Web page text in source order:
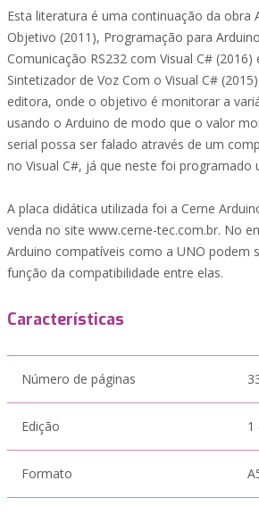
Esta literatura é uma continuação da obra
Objetivo (2011), Programação para
Comunicação RS232 com Visual C#
Sintetizador de Voz Com o Visual C#
editora, onde o objetivo é monitorar a
usando o Arduino de modo que o valor
serial possa ser falado através de um
no Visual C#, já que neste foi programado
A placa didática utilizada foi a Cerne
venda no site www.cerne-tec.com.br. No
Arduino compatíveis como a UNO podem
função da compatibilidade entre elas.
Características
Número de páginas
Edição 1
Formato